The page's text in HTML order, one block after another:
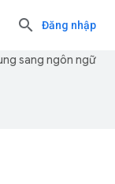
Đăng nhập
sang ngôn ngữ